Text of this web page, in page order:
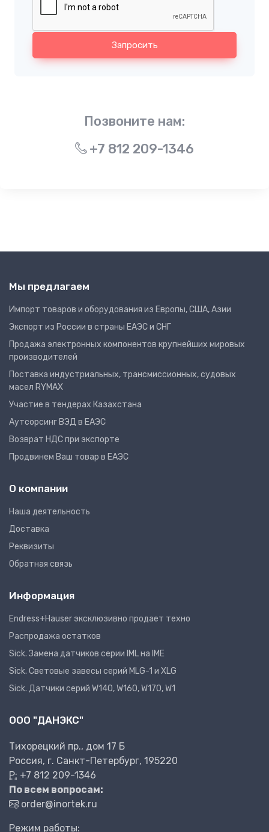
Запросить
Позвоните нам:
+7 812 209-1346
Мы предлагаем
Импорт товаров и оборудования из Европы, США, Азии
Экспорт из России в страны ЕАЭС и СНГ
Продажа электронных компонентов крупнейших мировых
производителей
Поставка индустриальных, трансмиссионных, судовых
масел RYMAX
Участие в тендерах Казахстана
Аутсорсинг ВЭД в ЕАЭС
Возврат НДС при экспорте
Продвинем Ваш товар в ЕАЭС
О компании
Наша деятельность
Доставка
Реквизиты
Обратная связь
Информация
Endress+Hauser эксклюзивно продает техно
Распродажа остатков
Sick. Замена датчиков серии IML на IME
Sick. Световые завесы серий MLG-1 и XLG
Sick. Датчики серий W140, W160, W170, W1
ООО "ДАНЭКС"
Тихорецкий пр., дом 17 Б
Россия, г. Санкт-Петербург, 195220
P: +7 812 209-1346
По всем вопросам:
order@inortek.ru
Режим работы: